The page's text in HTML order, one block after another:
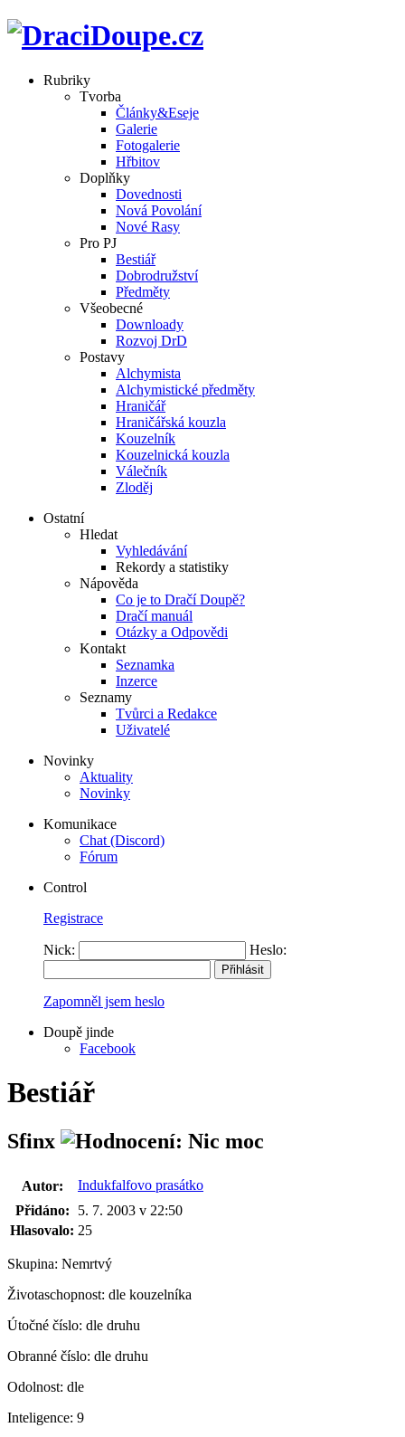
Rubriky
Tvorba
Články&Eseje
Galerie
Fotogalerie
Hřbitov
Doplňky
Dovednosti
Nová Povolání
Nové Rasy
Pro PJ
Bestiář
Dobrodružství
Předměty
Všeobecné
Downloady
Rozvoj DrD
Postavy
Alchymista
Alchymistické předměty
Hraničář
Hraničářská kouzla
Kouzelník
Kouzelnická kouzla
Válečník
Zloděj
Ostatní
Hledat
Vyhledávání
Rekordy a statistiky
Nápověda
Co je to Dračí Doupě?
Dračí manuál
Otázky a Odpovědi
Kontakt
Seznamka
Inzerce
Seznamy
Tvůrci a Redakce
Uživatelé
Novinky
Aktuality
Novinky
Komunikace
Chat (Discord)
Fórum
Control
Registrace
Nick: Heslo:
Zapomněl jsem heslo
Doupě jinde
Facebook
Bestiář
Sfinx
Autor:
Indukfalfovo prasátko
Přidáno:
5. 7. 2003 v 22:50
Hlasovalo: 25
Skupina: Nemrtvý
Životaschopnost: dle kouzelníka
Útočné číslo: dle druhu
Obranné číslo: dle druhu
Odolnost: dle
Inteligence: 9